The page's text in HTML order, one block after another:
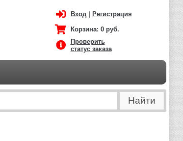
Вход| Регистрация
Корзина: 0 руб.
Проверить
статус заказа